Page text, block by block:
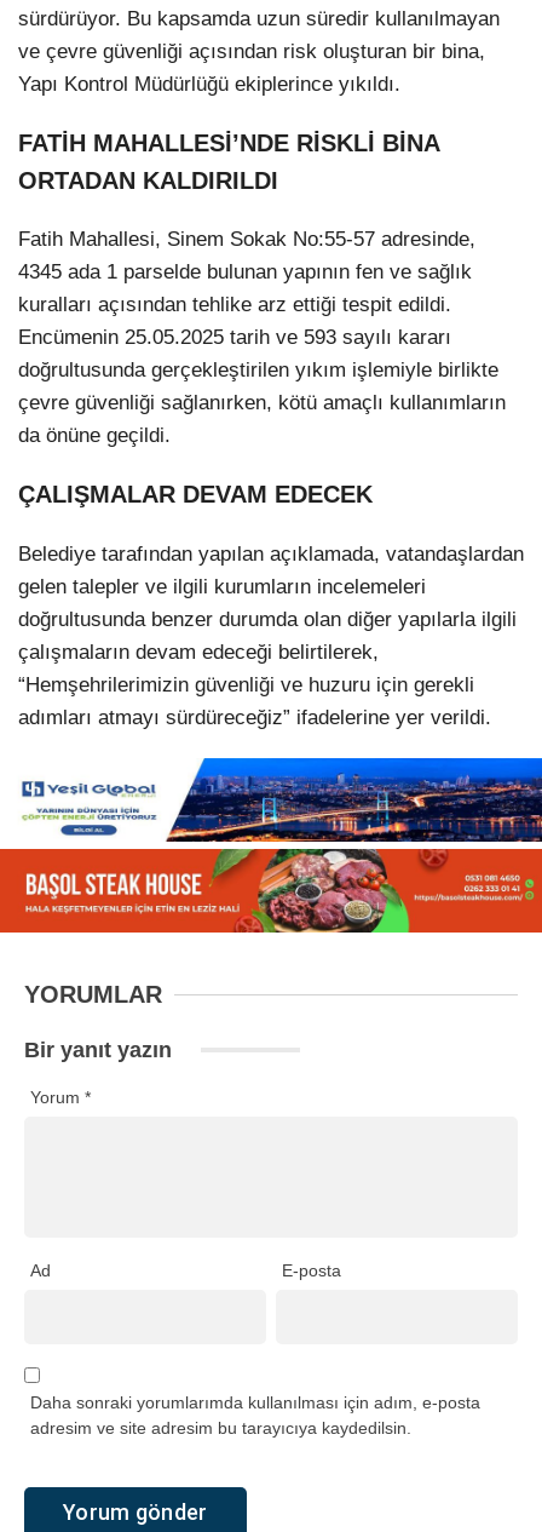
sürdürüyor. Bu kapsamda uzun süredir kullanılmayan
ve çevre güvenliği açısından risk oluşturan bir bina,
Yapı Kontrol Müdürlüğü ekiplerince yıkıldı.
FATİH MAHALLESİ’NDE RİSKLİ BİNA
ORTADAN KALDIRILDI
Fatih Mahallesi, Sinem Sokak No:55-57 adresinde,
4345 ada 1 parselde bulunan yapının fen ve sağlık
kuralları açısından tehlike arz ettiği tespit edildi.
Encümenin 25.05.2025 tarih ve 593 sayılı kararı
doğrultusunda gerçekleştirilen yıkım işlemiyle birlikte
çevre güvenliği sağlanırken, kötü amaçlı kullanımların
da önüne geçildi.
ÇALIŞMALAR DEVAM EDECEK
Belediye tarafından yapılan açıklamada, vatandaşlardan
gelen talepler ve ilgili kurumların incelemeleri
doğrultusunda benzer durumda olan diğer yapılarla ilgili
çalışmaların devam edeceği belirtilerek,
“Hemşehrilerimizin güvenliği ve huzuru için gerekli
adımları atmayı sürdüreceğiz” ifadelerine yer verildi.
YORUMLAR
Bir yanıt yazın
Yorum *
Ad E-posta
Daha sonraki yorumlarımda kullanılması için adım, e-posta
adresim ve site adresim bu tarayıcıya kaydedilsin.